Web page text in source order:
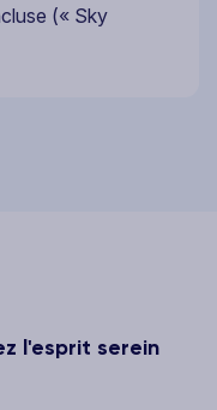
(« Sky
l'esprit serein